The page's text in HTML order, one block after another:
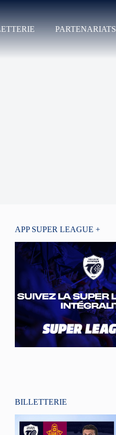
PARTENARIATS
APP SUPER LEAGUE +
BILLETTERIE